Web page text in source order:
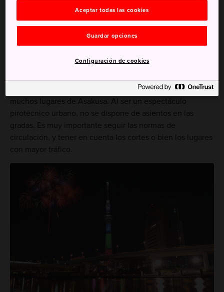
Vestirte con un yukata tradicional, un ligero
kimono de algodón
Cómo llegar
Los fuegos artificiales se pueden contemplar desde
muchos lugares de Asakusa. Al ser un espectáculo
pirotécnico urbano, no se dispone de asientos en las
gradas. Es muy importante seguir las normas de
circulación, y tener en cuenta los cortes o bien los lugares
con mayor tráfico.
Aceptar todas las cookies
Guardar opciones
Configuración de cookies